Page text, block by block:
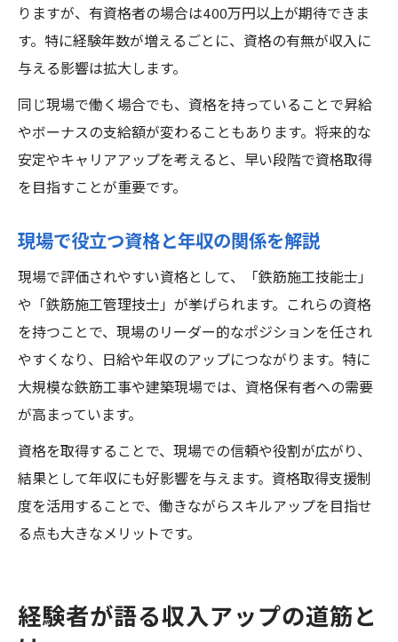
りますが、有資格者の場合は400万円以上が期待できま
す。特に経験年数が増えるごとに、資格の有無が収入に
与える影響は拡大します。
同じ現場で働く場合でも、資格を持っていることで昇給
やボーナスの支給額が変わることもあります。将来的な
安定やキャリアアップを考えると、早い段階で資格取得
を目指すことが重要です。
現場で役立つ資格と年収の関係を解説
現場で評価されやすい資格として、「鉄筋施工技能士」
や「鉄筋施工管理技士」が挙げられます。これらの資格
を持つことで、現場のリーダー的なポジションを任され
やすくなり、日給や年収のアップにつながります。特に
大規模な鉄筋工事や建築現場では、資格保有者への需要
が高まっています。
資格を取得することで、現場での信頼や役割が広がり、
結果として年収にも好影響を与えます。資格取得支援制
度を活用することで、働きながらスキルアップを目指せ
る点も大きなメリットです。
経験者が語る収入アップの道筋と